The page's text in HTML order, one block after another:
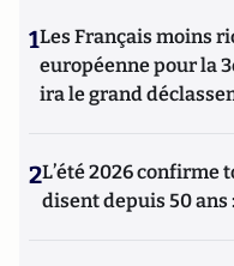
1Les Français moins
européenne pour la
ira le grand
2L’été 2026 confirme
disent depuis 50